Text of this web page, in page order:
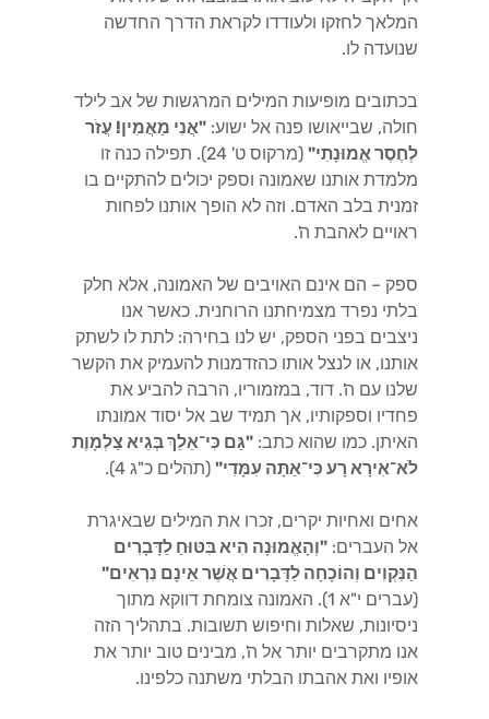
המלאך לחזקו ולעודדו לקראת הדרך החדשה
שנועדה לו.
בכתובים מופיעות המילים המרגשות של אב לילד
חולה, שבייאושו פנה אל ישוע: "אֲנִי מַאֲמִין! עֲזֹר
לְחֶסֶר אֱמוּנָתִי"
(מרקוס ט' 24). תפילה כנה זו
מלמדת אותנו שאמונה וספק יכולים להתקיים בו
זמנית בלב האדם. וזה לא הופך אותנו לפחות
ראויים לאהבת ה'.
ספק – הם אינם האויבים של האמונה, אלא חלק
בלתי נפרד מצמיחתנו הרוחנית. כאשר אנו
ניצבים בפני הספק, יש לנו בחירה: לתת לו לשתק
אותנו, או לנצל אותו כהזדמנות להעמיק את הקשר
שלנו עם ה'. דוד, במזמוריו, הרבה להביע את
פחדיו וספקותיו, אך תמיד שב אל יסוד אמונתו
האיתן. כמו שהוא כתב: "גַּם כִּי־אֵלֵךְ בְּגֵיא צַלְמָוֶת
לֹא־אִירָא רָע כִּי־אַתָּה עִמָּדִי" (תהלים כ"ג 4).
אחים ואחיות יקרים, זכרו את המילים שבאיגרת
אל העברים: "וְהָאֱמוּנָה הִיא בִּטּוּחַ לַדָּבָרִים
הַנִּקְוִים וְהוֹכָחָה לַדָּבָרִים אֲשֶׁר אֵינָם נִרְאִים"
(עברים י"א 1). האמונה צומחת דווקא מתוך
ניסיונות, שאלות וחיפוש תשובות. בתהליך הזה
אנו מתקרבים יותר אל ה', מבינים טוב יותר את
אופיו ואת אהבתו הבלתי משתנה כלפינו.